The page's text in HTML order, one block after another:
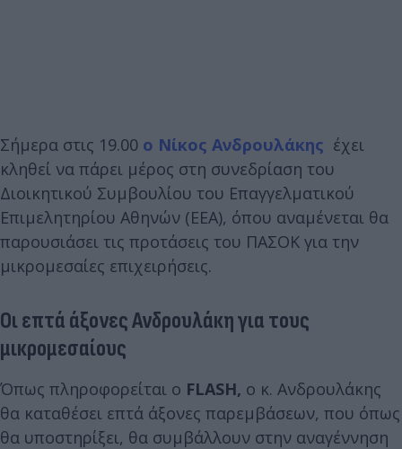
Σήμερα στις 19.00 ο Νίκος Ανδρουλάκης έχει
κληθεί να πάρει μέρος στη συνεδρίαση του
Διοικητικού Συμβουλίου του Επαγγελματικού
Επιμελητηρίου Αθηνών (ΕΕΑ), όπου αναμένεται θα
παρουσιάσει τις προτάσεις του ΠΑΣΟΚ για την
μικρομεσαίες επιχειρήσεις.
Οι επτά άξονες Ανδρουλάκη για τους
μικρομεσαίους
Όπως πληροφορείται ο FLASH, ο κ. Ανδρουλάκης
θα καταθέσει επτά άξονες παρεμβάσεων, που όπως
θα υποστηρίξει, θα συμβάλλουν στην αναγέννηση